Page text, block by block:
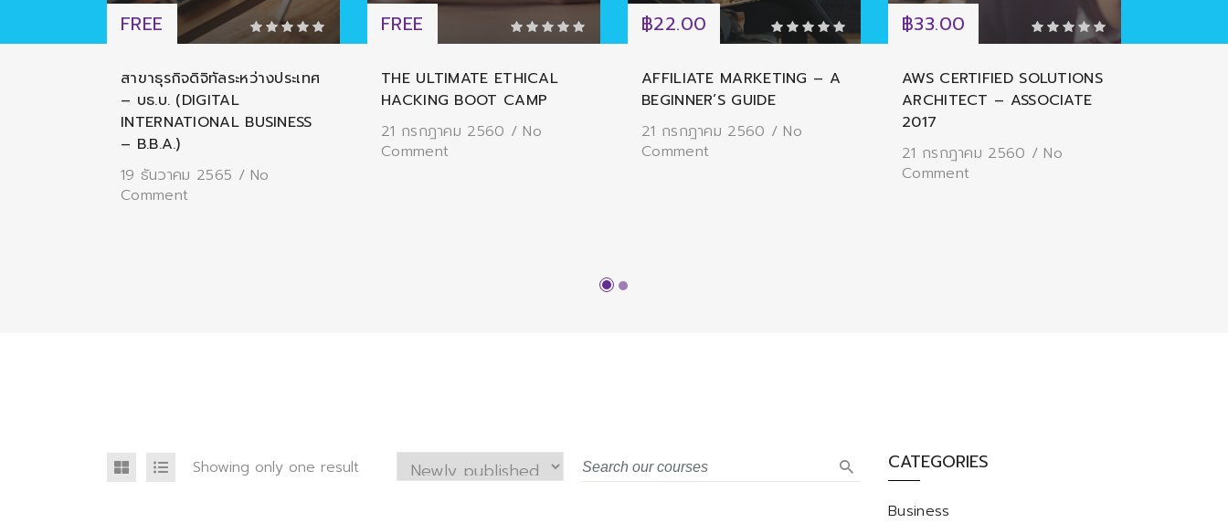
FREE
สาขาธุรกิจดิจิทัลระหว่างประเทศ
– บธ.บ. (DIGITAL
INTERNATIONAL BUSINESS
– B.B.A.)
19 ธันวาคม 2565 /No
Comment
FREE
THE ULTIMATE ETHICAL
HACKING BOOT CAMP
21 กรกฎาคม 2560 /No
Comment
฿22.00
AFFILIATE MARKETING – A
BEGINNER’S GUIDE
21 กรกฎาคม 2560 /No
Comment
฿33.00
AWS CERTIFIED SOLUTIONS
ARCHITECT – ASSOCIATE
2017
21 กรกฎาคม 2560 /No
Comment
Showing only one result CATEGORIES
Business